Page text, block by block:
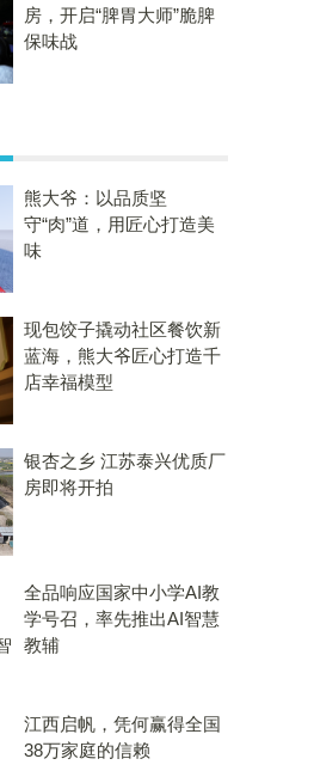
房，开启“脾胃大师”脆脾
保味战
熊大爷：以品质坚
守“肉”道，用匠心打造美
味
现包饺子撬动社区餐饮新
蓝海，熊大爷匠心打造千
店幸福模型
银杏之乡 江苏泰兴优质厂
房即将开拍
全品响应国家中小学AI教
学号召，率先推出AI智慧
教辅
江西启帆，凭何赢得全国
38万家庭的信赖